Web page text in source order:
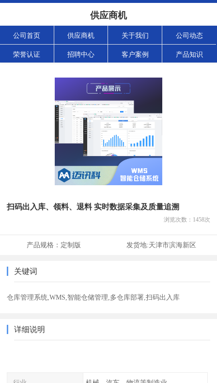
供应商机
公司首页 供应商机 关于我们 公司动态
荣誉认证 招聘中心 客户案例 产品知识
扫码出入库、领料、退料 实时数据采集及质量追溯
浏览次数： 1458次
产品规格： 定制版 发货地:天津市滨海新区
关键词
仓库管理系统,WMS,智能仓储管理,多仓库部署,扫码出入库
详细说明